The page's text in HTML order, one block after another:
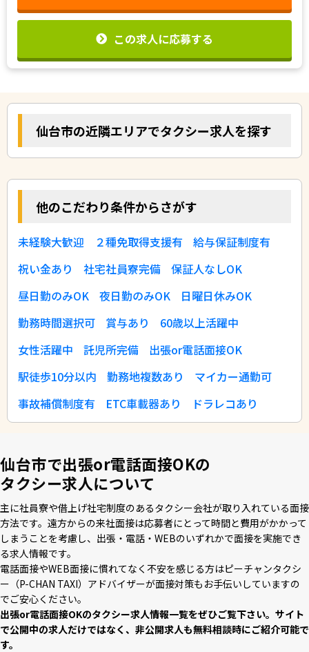
この求人に応募する
仙台市の近隣エリアでタクシー求人を探す
他のこだわり条件からさがす
未経験大歓迎 ２種免取得支援有
給与保証制度有
祝い金あり
社宅社員寮完備
保証人なしOK
昼日勤のみOK
夜日勤のみOK
日曜日休みOK
勤務時間選択可
賞与あり
60歳以上活躍中
女性活躍中
託児所完備
出張or電話面接OK
駅徒歩10分以内
勤務地複数あり
マイカー通勤可
事故補償制度有
ETC車載器あり ドラレコあり
仙台市で出張or電話面接OKの
タクシー求人について
主に社員寮や借上げ社宅制度のあるタクシー会社が取り⼊れている⾯接
⽅法です。遠⽅からの来社⾯接は応募者にとって時間と費⽤がかかって
しまうことを考慮し、出張・電話・WEBのいずれかで⾯接を実施でき
る求⼈情報です。
電話⾯接やWEB⾯接に慣れてなく不安を感じる⽅はピーチャンタクシ
ー（P-CHAN TAXI）アドバイザーが⾯接対策もお⼿伝いしていますの
でご安⼼ください。
出張or電話⾯接OKのタクシー求⼈情報⼀覧をぜひご覧下さい。サイト
で公開中の求⼈だけではなく、⾮公開求⼈も無料相談時にご紹介可能で
す。